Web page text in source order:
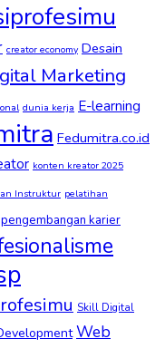
creator economy Desain
Marketing
dunia kerja E-learning
Fedumitra.co.id
konten kreator 2025
Instruktur pelatihan
pengembangan karier
Skill Digital
Web